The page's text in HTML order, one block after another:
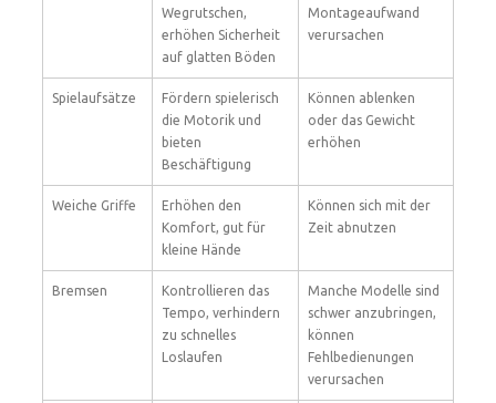
Wegrutschen,
erhöhen Sicherheit
auf glatten Böden
Montageaufwand
verursachen
Spielaufsätze
Fördern spielerisch
die Motorik und
bieten
Beschäftigung
Können ablenken
oder das Gewicht
erhöhen
Weiche Griffe
Erhöhen den
Komfort, gut für
kleine Hände
Können sich mit der
Zeit abnutzen
Bremsen
Kontrollieren das
Tempo, verhindern
zu schnelles
Loslaufen
Manche Modelle sind
schwer anzubringen,
können
Fehlbedienungen
verursachen